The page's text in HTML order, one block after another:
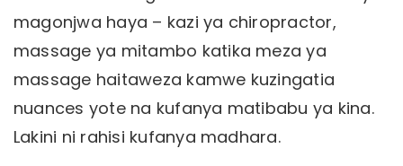
magonjwa haya – kazi ya chiropractor,
massage ya mitambo katika meza ya
massage haitaweza kamwe kuzingatia
nuances yote na kufanya matibabu ya kina.
Lakini ni rahisi kufanya madhara.